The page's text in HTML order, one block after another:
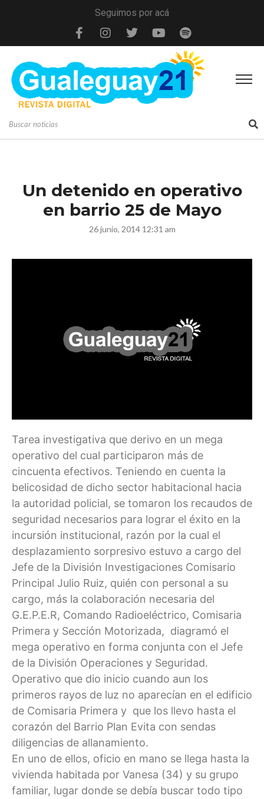
Seguimos por acá
Un detenido en operativo
en barrio 25 de Mayo
26 junio, 2014 12:31 am
Tarea investigativa que derivo en un mega
operativo del cual participaron más de
cincuenta efectivos. Teniendo en cuenta la
belicosidad de dicho sector habitacional hacia
la autoridad policial, se tomaron los recaudos de
seguridad necesarios para lograr el éxito en la
incursión institucional, razón por la cual el
desplazamiento sorpresivo estuvo a cargo del
Jefe de la División Investigaciones Comisario
Principal Julio Ruiz, quién con personal a su
cargo, más la colaboración necesaria del
G.E.P.E.R, Comando Radioeléctrico, Comisaria
Primera y Sección Motorizada, diagramó el
mega operativo en forma conjunta con el Jefe
de la División Operaciones y Seguridad.
Operativo que dio inicio cuando aun los
primeros rayos de luz no aparecían en el edificio
de Comisaria Primera y que los llevo hasta el
corazón del Barrio Plan Evita con sendas
diligencias de allanamiento.
En uno de ellos, oficio en mano se llega hasta la
vivienda habitada por Vanesa (34) y su grupo
familiar, lugar donde se debía buscar todo tipo